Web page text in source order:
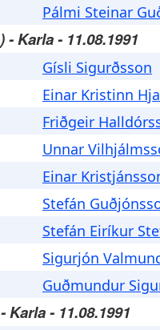
Pálmi Steinar
Karla - 11.08.1991
Gísli Sigurðsson
Einar Kristinn
Friðgeir
Unnar
Einar
Stefán
Stefán Eiríkur
Sigurjón
Guðmundur
Karla - 11.08.1991